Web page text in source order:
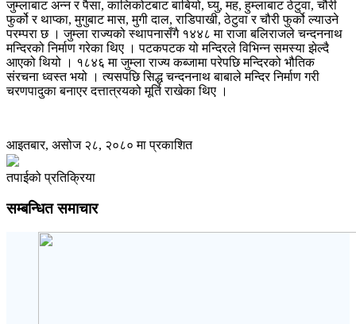
जुम्लाबाट अन्न र पैसा, कालिकोटबाट बाबियो, घ्यु, मह, हुम्लाबाट ठेटुवा, चौरी
फुर्को र थाप्का, मुगुबाट मास, मुगी दाल, राडिपाखी, ठेटुवा र चौरी फुर्को ल्याउने
परम्परा छ । जुम्ला राज्यको स्थापनासँगै १४४८ मा राजा बलिराजले चन्दननाथ
मन्दिरको निर्माण गरेका थिए । पटकपटक यो मन्दिरले विभिन्न समस्या झेल्दै
आएको थियो । १८४६ मा जुम्ला राज्य कब्जामा परेपछि मन्दिरको भौतिक
संरचना ध्वस्त भयो । त्यसपछि सिद्ध चन्दननाथ बाबाले मन्दिर निर्माण गरी
चरणपादुका बनाएर दत्तात्रयको मूर्ति राखेका थिए ।
आइतबार, असोज २८, २०८० मा प्रकाशित
तपाईको प्रतिक्रिया
सम्बन्धित समाचार